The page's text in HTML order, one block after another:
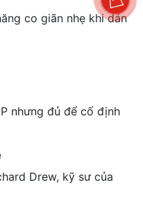
co giãn nhẹ khi dán
nhưng đủ để cố định
Drew, kỹ sư của